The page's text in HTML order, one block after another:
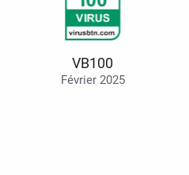
VB100
Février 2025